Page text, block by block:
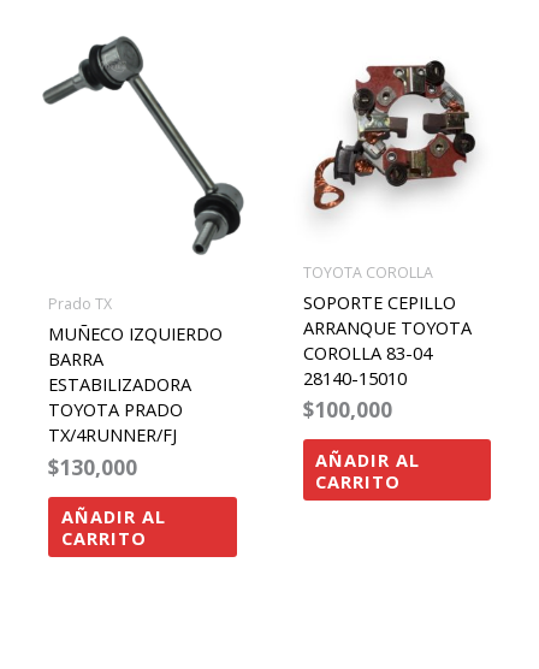
Prado TX
MUÑECO IZQUIERDO
BARRA
ESTABILIZADORA
TOYOTA PRADO
TX/4RUNNER/FJ
$130,000
AÑADIR AL
CARRITO
TOYOTA COROLLA
SOPORTE CEPILLO
ARRANQUE TOYOTA
COROLLA 83-04
28140-15010
$100,000
AÑADIR AL
CARRITO